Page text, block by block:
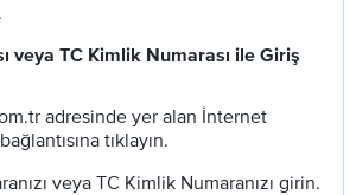
veya TC Kimlik Numarası ile Giriş
adresinde yer alan İnternet
tıklayın.
veya TC Kimlik Numaranızı girin.